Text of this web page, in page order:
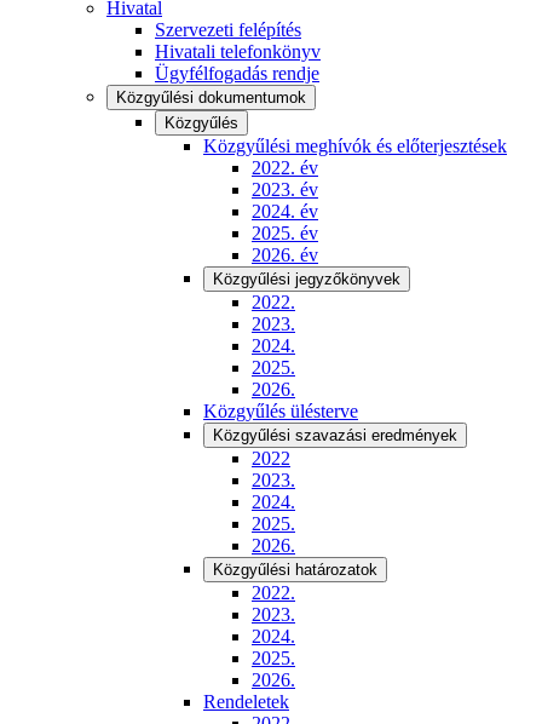
Hivatal
Szervezeti felépítés
Hivatali telefonkönyv
Ügyfélfogadás rendje
Közgyűlési dokumentumok
Közgyűlés
Közgyűlési meghívók és előterjesztések
2022. év
2023. év
2024. év
2025. év
2026. év
Közgyűlési jegyzőkönyvek
2022.
2023.
2024.
2025.
2026.
Közgyűlés ülésterve
Közgyűlési szavazási eredmények
2022
2023.
2024.
2025.
2026.
Közgyűlési határozatok
2022.
2023.
2024.
2025.
2026.
Rendeletek